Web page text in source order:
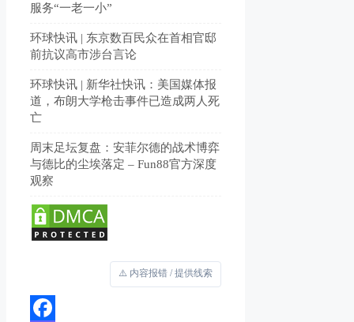
服务“一老一小”
环球快讯 | 东京数百民众在首相官邸
前抗议高市涉台言论
环球快讯 | 新华社快讯：美国媒体报
道，布朗大学枪击事件已造成两人死
亡
周末足坛复盘：安菲尔德的战术博弈
与德比的尘埃落定 – Fun88官方深度
观察
⚠️ 内容报错 / 提供线索